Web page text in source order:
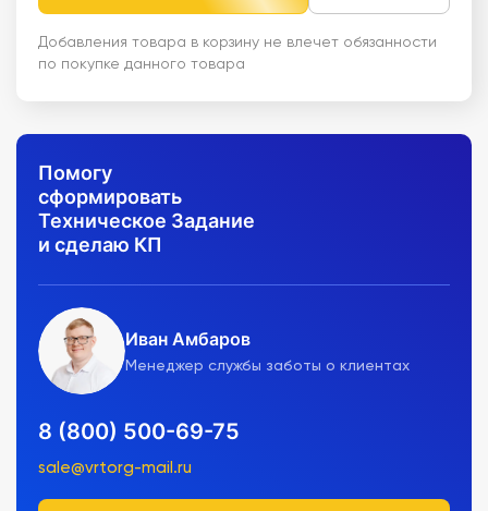
Добавления товара в корзину не влечет обязанности
по покупке данного товара
Помогу
сформировать
Техническое Задание
и сделаю КП
Иван Амбаров
Менеджер службы заботы о клиентах
8 (800) 500-69-75
sale@vrtorg-mail.ru